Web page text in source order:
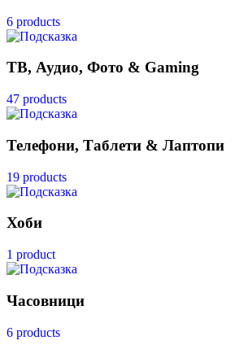
6 products
ТВ, Аудио, Фото & Gaming
47 products
Телефони, Таблети & Лаптопи
19 products
Хоби
1 product
Часовници
6 products